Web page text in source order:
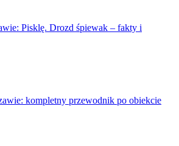
Pisklę. Drozd śpiewak – fakty i
kompletny przewodnik po obiekcie